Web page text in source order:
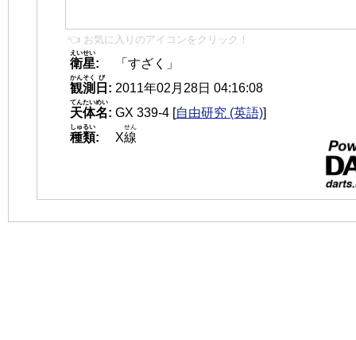
👈 お気に入りのアイコンをクリック！
衛星
えいせい
:
「すざく」
観測
かんそく
日
び
: 2011年02月28日 04:16:08
天体名
てんたいめい
: GX 339-4 [自由研究 (英語)]
種類
しゅるい
: X線
せん